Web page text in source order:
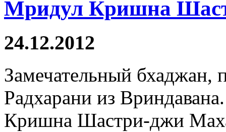
Мридул Кришна
24.12.2012
Замечательный
Радхарани из
Кришна Шастри-джи